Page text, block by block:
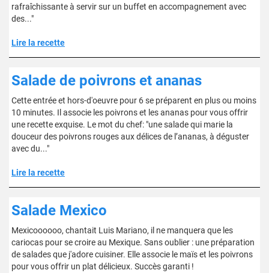
rafraîchissante à servir sur un buffet en accompagnement avec
des..."
Lire la recette
Salade de poivrons et ananas
Cette entrée et hors-d'oeuvre pour 6 se préparent en plus ou moins
10 minutes. Il associe les poivrons et les ananas pour vous offrir
une recette exquise. Le mot du chef: "une salade qui marie la
douceur des poivrons rouges aux délices de l’ananas, à déguster
avec du..."
Lire la recette
Salade Mexico
Mexicoooooo, chantait Luis Mariano, il ne manquera que les
cariocas pour se croire au Mexique. Sans oublier : une préparation
de salades que j'adore cuisiner. Elle associe le maïs et les poivrons
pour vous offrir un plat délicieux. Succès garanti !